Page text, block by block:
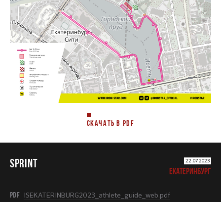
СКАЧАТЬ В PDF
SPRINT 22.07.2023
ЕКАТЕРИНБУРГ
PDF ISEKATERINBURG2023_athlete_guide_web.pdf